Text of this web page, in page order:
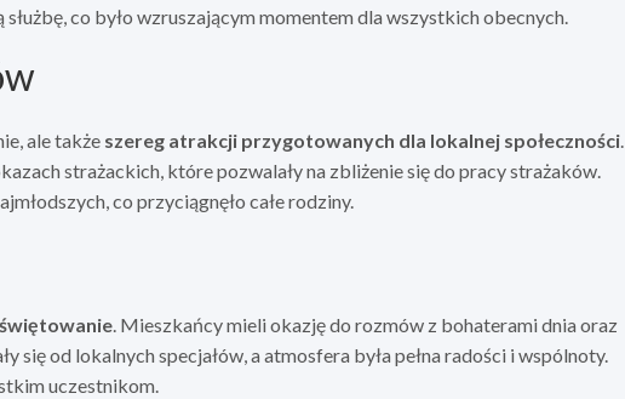
służbę, co było wzruszającym momentem dla wszystkich obecnych.
ale także szereg atrakcji przygotowanych dla lokalnej społeczności.
strażackich, które pozwalały na zbliżenie się do pracy strażaków.
co przyciągnęło całe rodziny.
. Mieszkańcy mieli okazję do rozmów z bohaterami dnia oraz
się od lokalnych specjałów, a atmosfera była pełna radości i wspólnoty.
uczestnikom.